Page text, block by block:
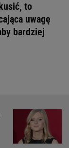
to
uwagę
bardziej